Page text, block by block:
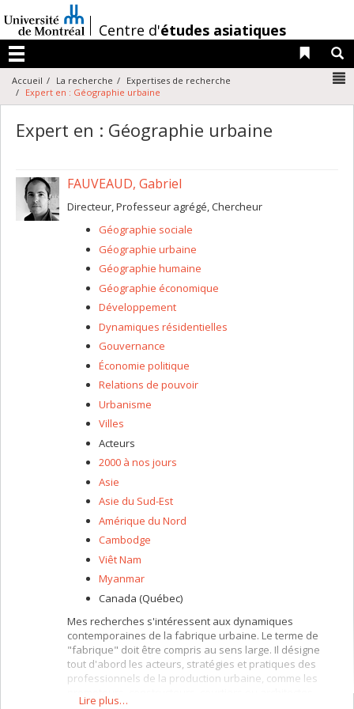
au
contenu
/
Centre d'études asiatiques
Menu
Liens
Accueil La recherche
Expertises de recherche
Expert en : Géographie urbaine
Expert en : Géographie urbaine
FAUVEAUD, Gabriel
Directeur, Professeur agrégé, Chercheur
Géographie sociale
Géographie urbaine
Géographie humaine
Géographie économique
Développement
Dynamiques résidentielles
Gouvernance
Économie politique
Relations de pouvoir
Urbanisme
Villes
Acteurs
2000 à nos jours
Asie
Asie du Sud-Est
Amérique du Nord
Cambodge
Viêt Nam
Myanmar
Canada (Québec)
Mes recherches s'intéressent aux dynamiques
contemporaines de la fabrique urbaine. Le terme de
"fabrique" doit être compris au sens large. Il désigne
tout d'abord les acteurs, stratégies et pratiques des
professionnels de la production urbaine, comme les
Lire plus…